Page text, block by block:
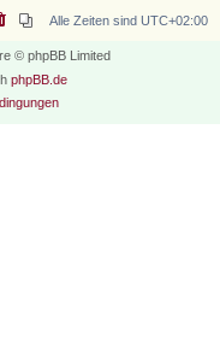
Alle Zeiten sind UTC+02:00
© phpBB Limited
phpBB.de